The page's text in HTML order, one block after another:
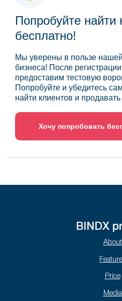
Попробуйте найти
бесплатно!
Мы уверены в пользе
бизнеса! После
предоставим тестовую
Попробуйте и убедитесь
найти клиентов и
Хочу попробовать
BINDX
About
Price
Media